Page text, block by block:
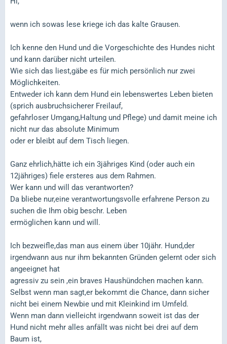
wenn ich sowas lese kriege ich das kalte Grausen.
Ich kenne den Hund und die Vorgeschichte des Hundes nicht
und kann darüber nicht urteilen.
Wie sich das liest,gäbe es für mich persönlich nur zwei
Möglichkeiten.
Entweder ich kann dem Hund ein lebenswertes Leben bieten
(sprich ausbruchsicherer Freilauf,
gefahrloser Umgang,Haltung und Pflege) und damit meine ich
nicht nur das absolute Minimum
oder er bleibt auf dem Tisch liegen.
Ganz ehrlich,hätte ich ein 3jähriges Kind (oder auch ein
12jähriges) fiele ersteres aus dem Rahmen.
Wer kann und will das verantworten?
Da bliebe nur,eine verantwortungsvolle erfahrene Person zu
suchen die Ihm obig beschr. Leben
ermöglichen kann und will.
Ich bezweifle,das man aus einem über 10jähr. Hund,der
irgendwann aus nur ihm bekannten Gründen gelernt oder sich
angeeignet hat
agressiv zu sein ,ein braves Haushündchen machen kann.
Selbst wenn man sagt,er bekommt die Chance, dann sicher
nicht bei einem Newbie und mit Kleinkind im Umfeld.
Wenn man dann vielleicht irgendwann soweit ist das der
Hund nicht mehr alles anfällt was nicht bei drei auf dem
Baum ist,